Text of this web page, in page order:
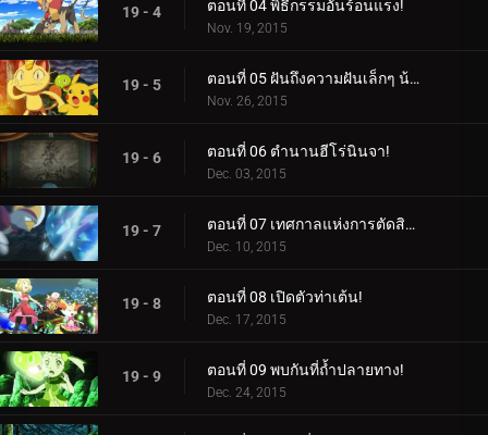
19 - 4 ตอนที่ 04 พิธีกรรมอันร้อนแรง!
Nov. 19, 2015
19 - 5 ตอนที่ 05 ฝันถึงความฝันเล็กๆ น้อยๆ จากฉัน!
Nov. 26, 2015
19 - 6 ตอนที่ 06 ตำนานฮีโร่นินจา!
Dec. 03, 2015
19 - 7 ตอนที่ 07 เทศกาลแห่งการตัดสินใจ!
Dec. 10, 2015
19 - 8 ตอนที่ 08 เปิดตัวท่าเต้น!
Dec. 17, 2015
19 - 9 ตอนที่ 09 พบกันที่ถ้ำปลายทาง!
Dec. 24, 2015